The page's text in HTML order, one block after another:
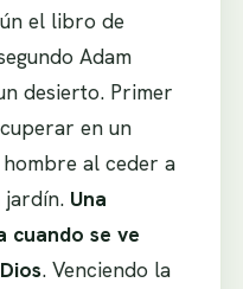
el libro de
Adam
desierto. Primer
en un
al ceder a
jardín. Una
cuando se ve
. Venciendo la